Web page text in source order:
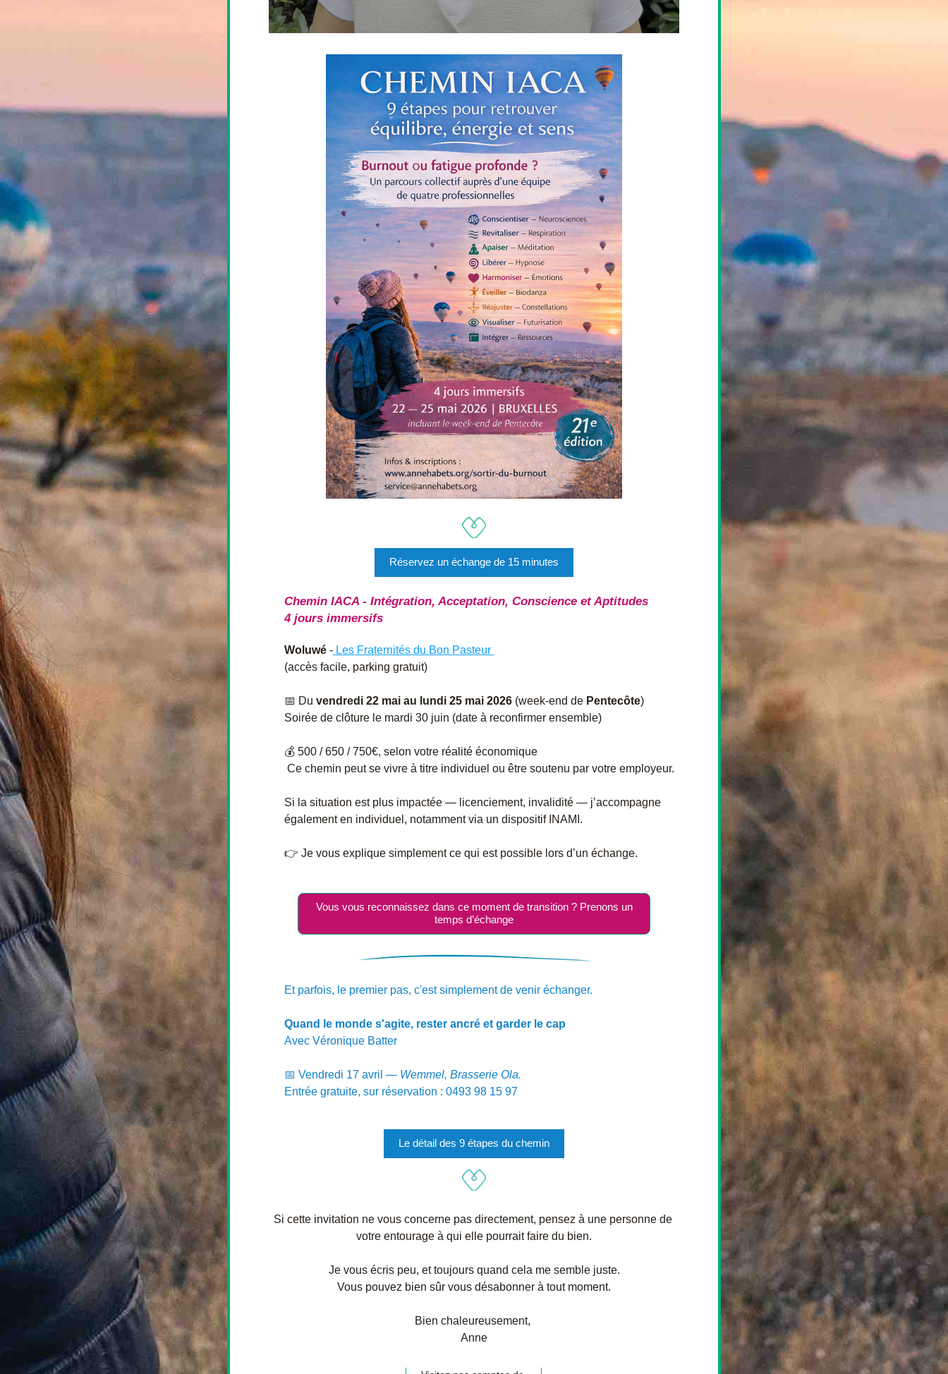
Réservez un échange de 15 minutes
Chemin IACA - Intégration, Acceptation, Conscience et Aptitudes
4 jours immersifs
Woluwé - Les Fraternités du Bon Pasteur
(accès facile, parking gratuit)
📅 Du vendredi 22 mai au lundi 25 mai 2026 (week-end de Pentecôte)
Soirée de clôture le mardi 30 juin (date à reconfirmer ensemble)
💰 500 / 650 / 750€, selon votre réalité économique
Ce chemin peut se vivre à titre individuel ou être soutenu par votre employeur.
Si la situation est plus impactée — licenciement, invalidité — j’accompagne
également en individuel, notamment via un dispositif INAMI.
👉 Je vous explique simplement ce qui est possible lors d’un échange.
Vous vous reconnaissez dans ce moment de transition ? Prenons un
temps d’échange
Et parfois, le premier pas, c'est simplement de venir échanger.
Quand le monde s'agite, rester ancré et garder le cap
Avec Véronique Batter
📅 Vendredi 17 avril — Wemmel, Brasserie Ola.
Entrée gratuite, sur réservation : 0493 98 15 97
Le détail des 9 étapes du chemin
Si cette invitation ne vous concerne pas directement, pensez à une personne de
votre entourage à qui elle pourrait faire du bien.
Je vous écris peu, et toujours quand cela me semble juste.
Vous pouvez bien sûr vous désabonner à tout moment.
Bien chaleureusement,
Anne